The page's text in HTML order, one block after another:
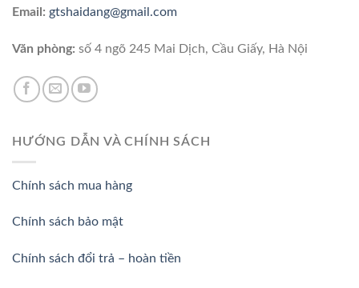
Email: gtshaidang@gmail.com
Văn phòng: số 4 ngõ 245 Mai Dịch, Cầu Giấy, Hà Nội
HƯỚNG DẪN VÀ CHÍNH SÁCH
Chính sách mua hàng
Chính sách bảo mật
Chính sách đổi trả – hoàn tiền